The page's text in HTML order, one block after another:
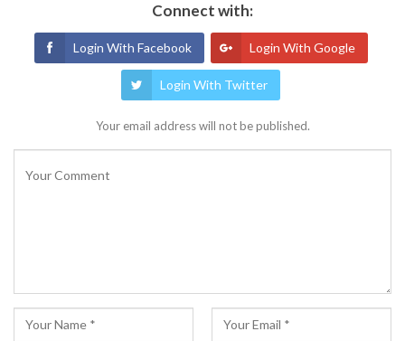
Connect with:
Login With Facebook Login With Google
Login With Twitter
Your email address will not be published.